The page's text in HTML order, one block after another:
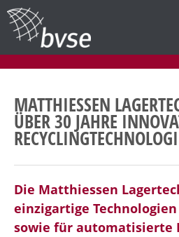
MATTHIESSEN
ÜBER 30 JAHRE
Die Matthiessen
einzigartige
sowie für automatisierte